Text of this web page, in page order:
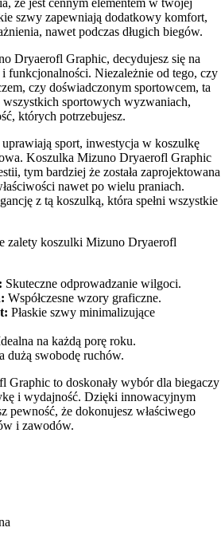
szwy zapewniają dodatkowy komfort,
nawet podczas długich biegów.
Dryaerofl Graphic, decydujesz się na
i funkcjonalności. Niezależnie od tego, czy
czy doświadczonym sportowcem, ta
sportowych wyzwaniach,
których potrzebujesz.
sport, inwestycja w koszulkę
Koszulka Mizuno Dryaerofl Graphic
tym bardziej że została zaprojektowana
nawet po wielu praniach.
z tą koszulką, która spełni wszystkie
zalety koszulki Mizuno Dryaerofl
Skuteczne odprowadzanie wilgoci.
Współczesne wzory graficzne.
Płaskie szwy minimalizujące
na każdą porę roku.
dużą swobodę ruchów.
Graphic to doskonały wybór dla biegaczy
i wydajność. Dzięki innowacyjnym
pewność, że dokonujesz właściwego
i zawodów.